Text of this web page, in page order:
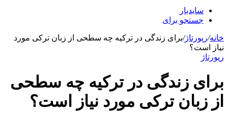
سایدبار
جستجو برای
خانه/رپورتاژ/برای زندگی در ترکیه چه سطحی از زبان ترکی مورد
نیاز است؟
رپورتاژ
برای زندگی در ترکیه چه سطحی
از زبان ترکی مورد نیاز است؟